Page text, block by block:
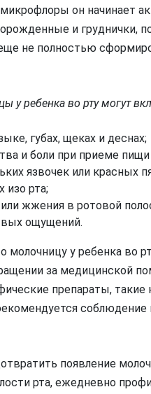
он начинает
и груднички,
не полностью
у ребенка во рту могут
губах, щеках и деснах;
и боли при приеме пищи
язвочек или красных
изо рта;
жжения в ротовой
ощущений.
молочницу у ребенка во
за медицинской
препараты,
соблюдение
появление
рта, ежедневно